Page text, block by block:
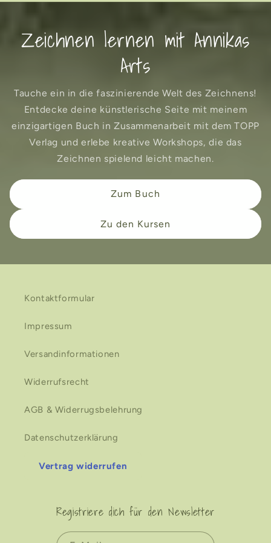
Zeichnen lernen mit Annikas
Arts
Tauche ein in die faszinierende Welt des Zeichnens!
Entdecke deine künstlerische Seite mit meinem
einzigartigen Buch in Zusammenarbeit mit dem TOPP
Verlag und erlebe kreative Workshops, die das
Zeichnen spielend leicht machen.
Zum Buch
Zu den Kursen
Kontaktformular
Impressum
Versandinformationen
Widerrufsrecht
AGB & Widerrugsbelehrung
Datenschutzerklärung
Vertrag widerrufen
Registriere dich für den Newsletter